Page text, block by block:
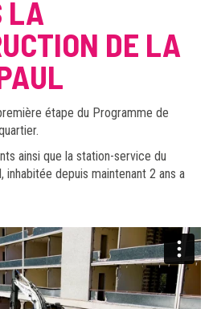
LA
DE LA
étape du Programme de
ainsi que la station-service du
inhabitée depuis maintenant 2 ans a